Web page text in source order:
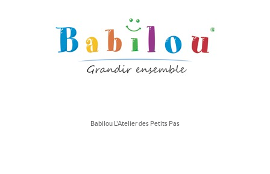
Babilou L'Atelier des Petits Pas